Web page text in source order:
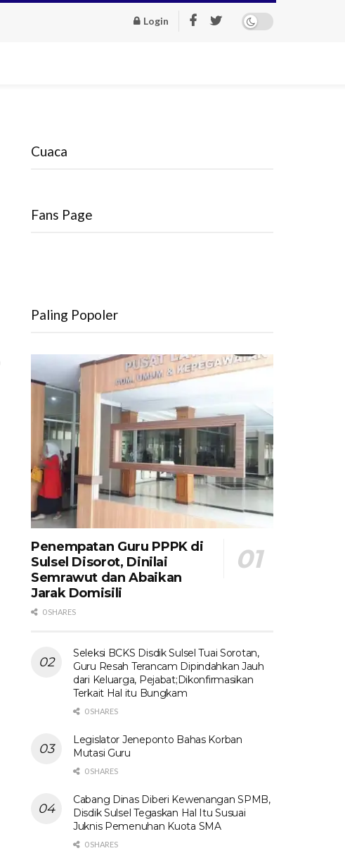
Login
Cuaca
Fans Page
Paling Popoler
Penempatan Guru PPPK di
Sulsel Disorot, Dinilai
Semrawut dan Abaikan
Jarak Domisili
0 SHARES
Seleksi BCKS Disdik Sulsel Tuai Sorotan,
Guru Resah Terancam Dipindahkan Jauh
dari Keluarga, Pejabat;Dikonfirmasikan
Terkait Hal itu Bungkam
0 SHARES
Legislator Jeneponto Bahas Korban
Mutasi Guru
0 SHARES
Cabang Dinas Diberi Kewenangan SPMB,
Disdik Sulsel Tegaskan Hal Itu Susuai
Juknis Pemenuhan Kuota SMA
0 SHARES